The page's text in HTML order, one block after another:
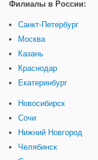
Филиалы в России:
Санкт-Петербург
Москва
Казань
Краснодар
Екатеринбург
Новосибирск
Сочи
Нижний Новгород
Челябинск